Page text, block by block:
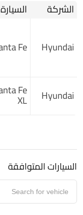
الشركة
السيارة
Hyundai
Fe
Hyundai
Fe
XL
السيارات المتوافقة